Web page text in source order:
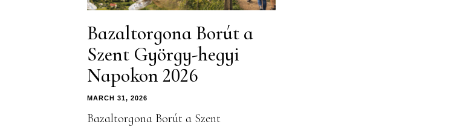
Bazaltorgona Borút a
Szent György-hegyi
Napokon 2026
MARCH 31, 2026
Bazaltorgona Borút a Szent